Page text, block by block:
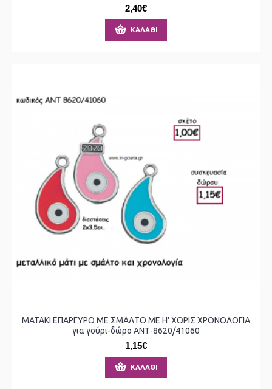
2,40€
ΚΑΛΆΘΙ
ΜΑΤΑΚΙ ΕΠΑΡΓΥΡΟ ΜΕ ΣΜΑΛΤΟ ΜΕ Η' ΧΩΡΙΣ ΧΡΟΝΟΛΟΓΙΑ
για γούρι-δώρο ΑΝΤ-8620/41060
1,15€
ΚΑΛΆΘΙ